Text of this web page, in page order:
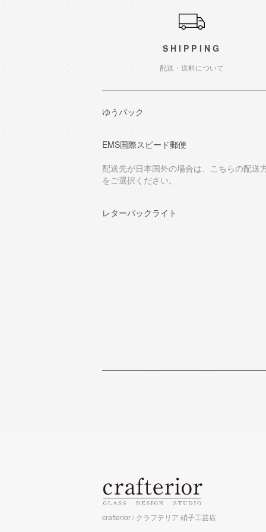
SHIPPING
配送・送料について
ゆうパック
EMS国際スピード郵便
配送先が日本国外の場合は、こちらの配送
をご選択ください。
レターパックライト
crafterior / クラフテリア 硝子工芸店